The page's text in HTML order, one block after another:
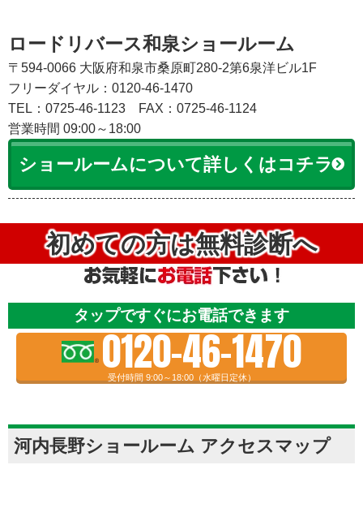
ロードリバース和泉ショールーム
〒594-0066 大阪府和泉市桑原町280-2第6泉洋ビル1F
フリーダイヤル：0120-46-1470
TEL：0725-46-1123
FAX：0725-46-1124
営業時間 09:00～18:00
ショールームについて詳しくはコチラ
初めての方は無料診断へ
タップですぐにお電話できます
0120-46-1470
受付時間 9:00～18:00（水曜日定休）
河内長野ショールーム アクセスマップ